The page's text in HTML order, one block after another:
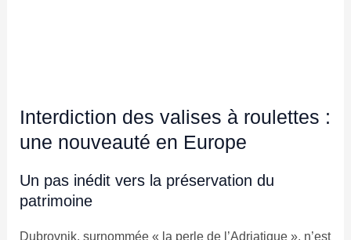
Interdiction des valises à roulettes :
une nouveauté en Europe
Un pas inédit vers la préservation du
patrimoine
Dubrovnik, surnommée « la perle de l’Adriatique », n’est